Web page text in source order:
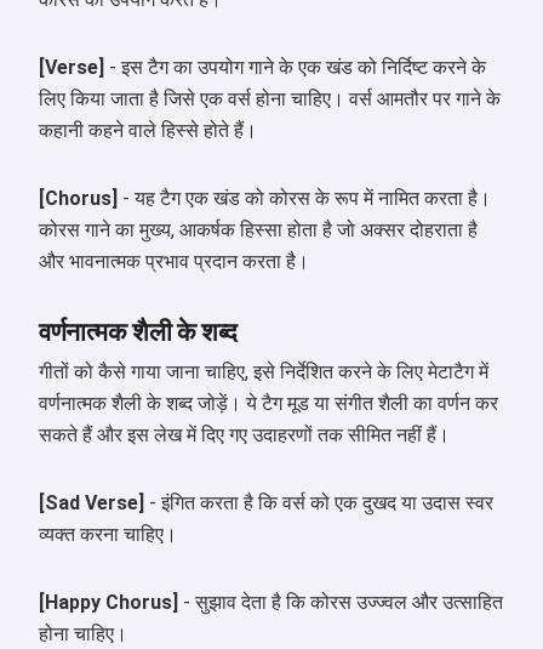
[Verse] - इस टैग का उपयोग गाने के एक खंड को निर्दिष्ट करने के
लिए किया जाता है जिसे एक वर्स होना चाहिए। वर्स आमतौर पर गाने के
कहानी कहने वाले हिस्से होते हैं।
[Chorus] - यह टैग एक खंड को कोरस के रूप में नामित करता है।
कोरस गाने का मुख्य, आकर्षक हिस्सा होता है जो अक्सर दोहराता है
और भावनात्मक प्रभाव प्रदान करता है।
वर्णनात्मक शैली के शब्द
गीतों को कैसे गाया जाना चाहिए, इसे निर्देशित करने के लिए मेटाटैग में
वर्णनात्मक शैली के शब्द जोड़ें। ये टैग मूड या संगीत शैली का वर्णन कर
सकते हैं और इस लेख में दिए गए उदाहरणों तक सीमित नहीं हैं।
[Sad Verse] - इंगित करता है कि वर्स को एक दुखद या उदास स्वर
व्यक्त करना चाहिए।
[Happy Chorus] - सुझाव देता है कि कोरस उज्ज्वल और उत्साहित
होना चाहिए।